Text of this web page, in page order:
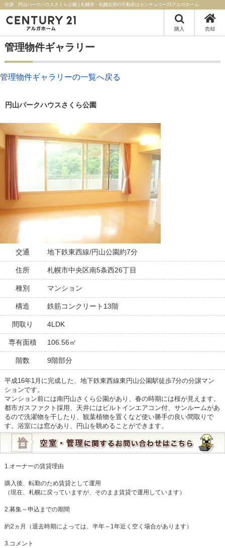
分譲 円山パークハウスさくら公園 | 札幌市・札幌近郊の不動産はセンチュリー21アルガホーム
購入 売却
管理物件ギャラリー
管理物件ギャラリーの一覧へ戻る
円山パークハウスさくら公園
交通 地下鉄東西線/円山公園約7分
住所 札幌市中央区南5条西26丁目
種別 マンション
構造 鉄筋コンクリート13階
間取り 4LDK
専有面積 106.56㎡
階数 9階部分
平成16年1月に完成した、地下鉄東西線東円山公園駅徒歩7分の分譲マン
ションです。
マンション前には南円山さくら公園があり、春の時期には桜が見えます。
都市ガスファクト採用、天井にはビルトインエアコン付、サンルームがあ
るので洗濯物を干したり、観葉植物を置くなど使い勝手の良い間取りで
す。浴室には窓があり、円山を眺めることができます。
1.オーナーの賃貸理由
購入後、転勤のため賃貸として運用
（現在、札幌に戻っていますが、そのまま賃貸で運用しています）
2.募集～申込までの期間
約2ヵ月（退去時期によっては、半年～1年近く空く場合があります）
3.コメント